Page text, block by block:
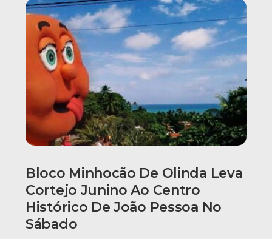
Bloco Minhocão De Olinda Leva
Cortejo Junino Ao Centro
Histórico De João Pessoa No
Sábado